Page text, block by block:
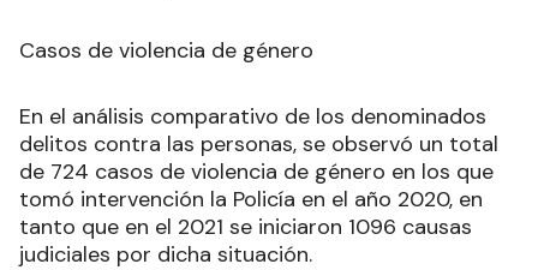
Casos de violencia de género
En el análisis comparativo de los denominados
delitos contra las personas, se observó un total
de 724 casos de violencia de género en los que
tomó intervención la Policía en el año 2020, en
tanto que en el 2021 se iniciaron 1096 causas
judiciales por dicha situación.